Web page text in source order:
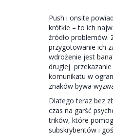
Push i onsite
krótkie – to ich
źródło problemów.
przygotowanie ich
wdrożenie jest
drugiej przekazanie
komunikatu w
znaków bywa
Dlatego teraz bez
czas na garść
trików, które
subskrybentów i